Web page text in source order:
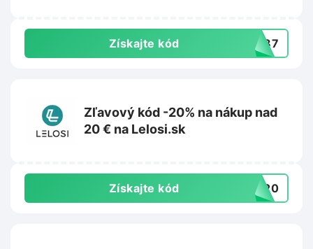
Získajte kód PW87
Zľavový kód -20% na nákup nad
20 € na Lelosi.sk
Získajte kód RA20